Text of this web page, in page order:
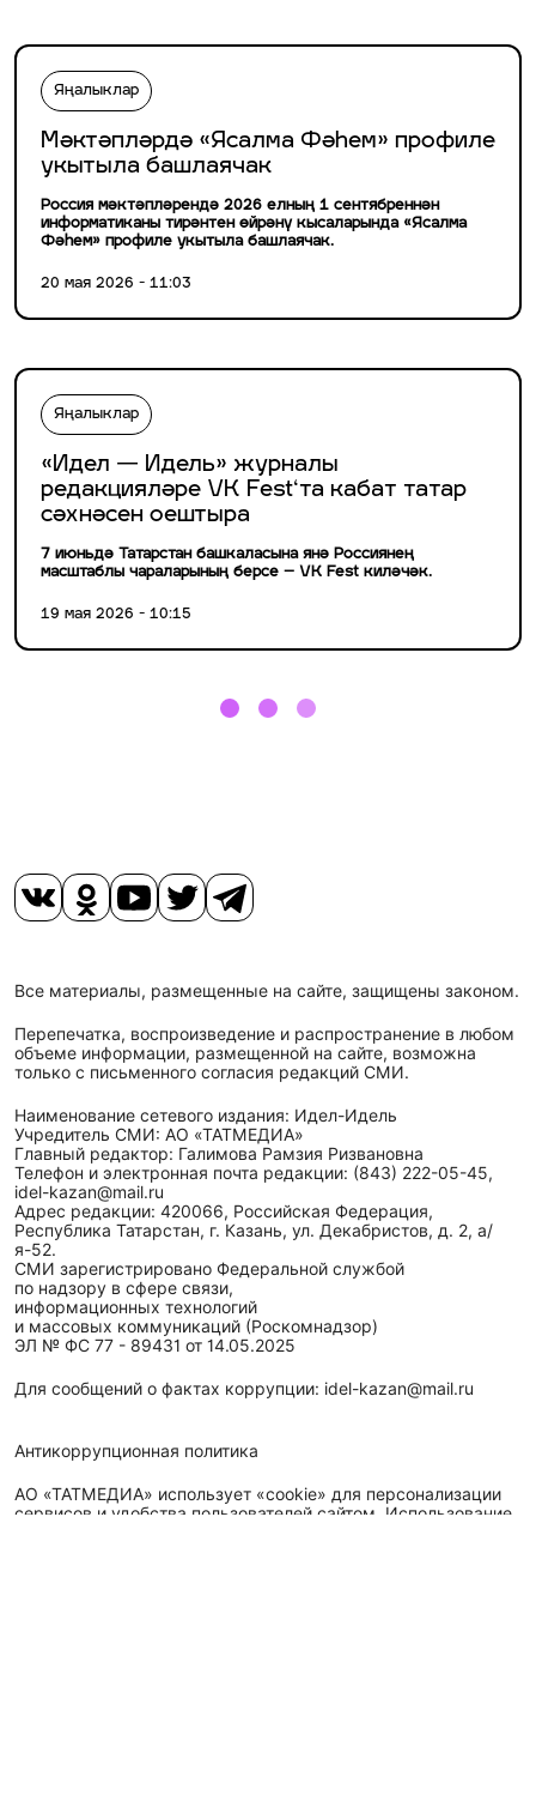
Яңалыклар
Мәктәпләрдә «Ясалма Фәһем» профиле
укытыла башлаячак
Россия мәктәпләрендә 2026 елның 1 сентябреннән
информатиканы тирәнтен өйрәнү кысаларында «Ясалма
Фәһем» профиле укытыла башлаячак.
20 мая 2026 - 11:03
Яңалыклар
«Идел — Идель» журналы
редакцияләре VK Fest‘та кабат татар
сәхнәсен оештыра
7 июньдә Татарстан башкаласына янә Россиянең
масштаблы чараларының берсе – VK Fest киләчәк.
19 мая 2026 - 10:15
Все материалы, размещенные на сайте, защищены законом.
Перепечатка, воспроизведение и распространение в любом
объеме информации, размещенной на сайте, возможна
только с письменного согласия редакций СМИ.
Наименование сетевого издания: Идел-Идель
Учредитель СМИ: АО «ТАТМЕДИА»
Главный редактор: Галимова Рамзия Ризвановна
Телефон и электронная почта редакции: (843) 222-05-45,
idel-kazan@mail.ru
Адрес редакции: 420066, Российская Федерация,
Республика Татарстан, г. Казань, ул. Декабристов, д. 2, а/
я-52.
СМИ зарегистрировано Федеральной службой
по надзору в сфере связи,
информационных технологий
и массовых коммуникаций (Роскомнадзор)
ЭЛ № ФС 77 - 89431 от 14.05.2025
Для сообщений о фактах коррупции: idel-kazan@mail.ru
Антикоррупционная политика
АО «ТАТМЕДИА» использует «cookie» для персонализации
сервисов и удобства пользователей сайтом. Использование